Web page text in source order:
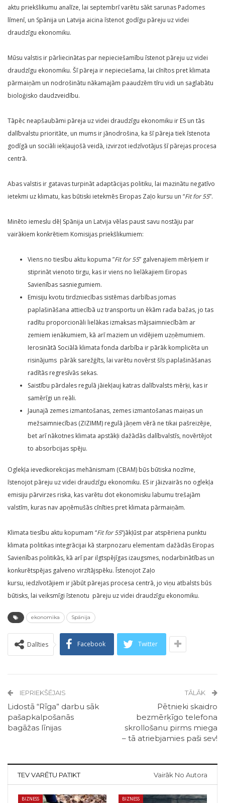
aktu priekšlikumu analīze, lai septembrī varētu sākt sarunas Padomes
līmenī, un Spānija un Latvija aicina īstenot godīgu pāreju uz videi
draudzīgu ekonomiku.
Mūsu valstis ir pārliecinātas par nepieciešamību īstenot pāreju uz videi
draudzīgu ekonomiku. Šī pāreja ir nepieciešama, lai cīnītos pret klimata
pārmaiņām un nodrošinātu nākamajām paaudzēm tīru vidi un saglabātu
bioloģisko daudzveidību.
Tāpēc neapšaubāmi pāreja uz videi draudzīgu ekonomiku ir ES un tās
dalībvalstu prioritāte, un mums ir jānodrošina, ka šī pāreja tiek īstenota
godīgā un sociāli iekļaujošā veidā, izvirzot iedzīvotājus šī pārejas procesa
centrā.
Abas valstis ir gatavas turpināt adaptācijas politiku, lai mazinātu negatīvo
ietekmi uz klimatu, kas būtiski ietekmēs Eiropas Zaļo kursu un “Fit for 55”.
Minēto iemeslu dēļ Spānija un Latvija vēlas paust savu nostāju par
vairākiem konkrētiem Komisijas priekšlikumiem:
Viens no tiesību aktu kopuma ”Fit for 55” galvenajiem mērķiem ir
stiprināt vienoto tirgu, kas ir viens no lielākajiem Eiropas
Savienības sasniegumiem.
Emisiju kvotu tirdzniecības sistēmas darbības jomas
paplašināšana attiecībā uz transportu un ēkām rada bažas, jo tas
radītu proporcionāli lielākas izmaksas mājsaimniecībām ar
zemiem ienākumiem, kā arī maziem un vidējiem uzņēmumiem.
Ierosinātā Sociālā klimata fonda darbība ir pārāk komplicēta un
risinājums pārāk sarežģīts, lai varētu novērst šīs paplašināšanas
radītās regresīvās sekas.
Saistību pārdales regulā jāiekļauj katras dalībvalsts mērķi, kas ir
samērīgi un reāli.
Jaunajā zemes izmantošanas, zemes izmantošanas maiņas un
mežsaimniecības (ZIZIMM) regulā jāņem vērā ne tikai pašreizējie,
bet arī nākotnes klimata apstākļi dažādās dalībvalstīs, novērtējot
to absorbcijas spēju.
Oglekļa ievedkorekcijas mehānismam (CBAM) būs būtiska nozīme,
īstenojot pāreju uz videi draudzīgu ekonomiku. ES ir jāizvairās no oglekļa
emisiju pārvirzes riska, kas varētu dot ekonomisku labumu trešajām
valstīm, kuras nav apņēmušās cīnīties pret klimata pārmaiņām.
Klimata tiesību aktu kopumam “Fit for 55“jākļūst par atspēriena punktu
klimata politikas integrācijai kā starpnozaru elementam dažādās Eiropas
Savienības politikās, kā arī par ilgtspējīgas izaugsmes, nodarbinātības un
konkurētspējas galveno virzītājspēku. Īstenojot Zaļo
kursu, iedzīvotājiem ir jābūt pārejas procesa centrā, jo viņu atbalsts būs
būtisks, lai veiksmīgi īstenotu pāreju uz videi draudzīgu ekonomiku.
ekonomika Spānija
Dalīties Facebook Twitter
IEPRIEKŠĒJAIS
Lidostā “Rīga” darbu sāk
pašapkalpošanās
bagāžas līnijas
TĀLĀK
Pētnieki skaidro
bezmērķīgo telefona
skrollošanu pirms miega
– tā atriebjamies paši sev!
TEV VARĒTU PATIKT Vairāk No Autora
BIZNESS BIZNESS